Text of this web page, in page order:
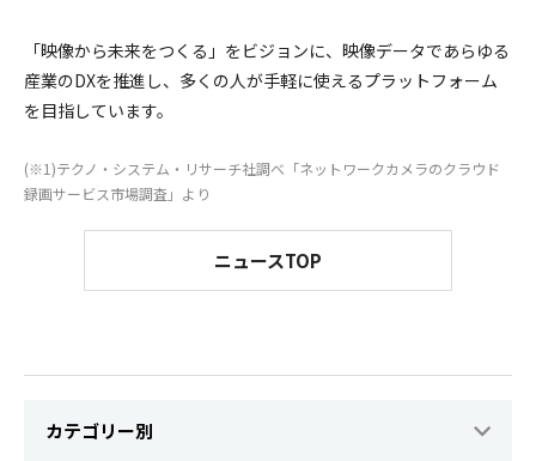
「映像から未来をつくる」をビジョンに、映像データであらゆる
産業のDXを推進し、多くの人が手軽に使えるプラットフォーム
を目指しています。
(※1)テクノ・システム・リサーチ社調べ「ネットワークカメラのクラウド
録画サービス市場調査」より
ニュースTOP